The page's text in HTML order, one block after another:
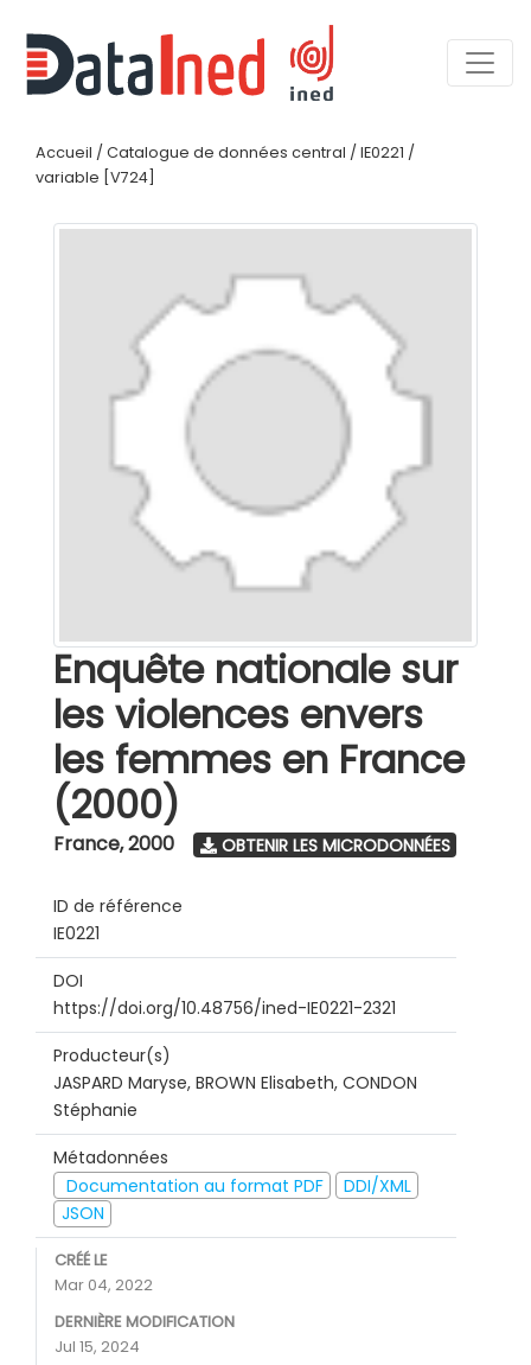
Accueil / Catalogue de données central / IE0221 /
variable [V724]
Enquête nationale sur
les violences envers
les femmes en France
(2000)
France,2000 OBTENIR LES MICRODONNÉES
ID de référence
IE0221
DOI
https://doi.org/10.48756/ined-IE0221-2321
Producteur(s)
JASPARD Maryse, BROWN Elisabeth, CONDON
Stéphanie
Métadonnées
Documentation au format PDF
DDI/XML
JSON
CRÉÉ LE
Mar 04, 2022
DERNIÈRE MODIFICATION
Jul 15, 2024